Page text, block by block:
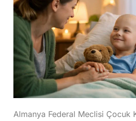
Almanya Federal Meclisi Çocuk